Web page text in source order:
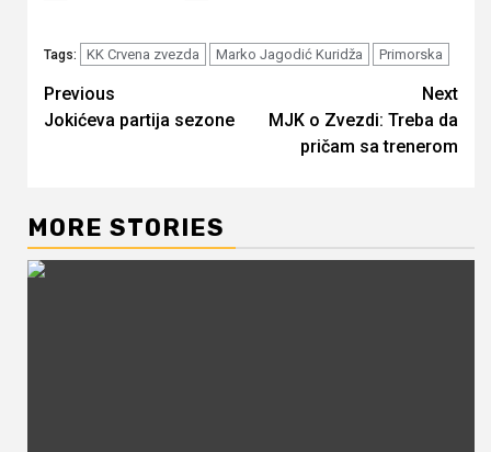
Tags: KK Crvena zvezda Marko Jagodić Kuridža Primorska
Continue
Reading
Previous
Jokićeva partija sezone
Next
MJK o Zvezdi: Treba da
pričam sa trenerom
MORE STORIES